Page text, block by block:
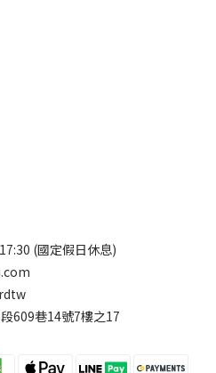
(國定假日休息)
609巷14號7樓之17